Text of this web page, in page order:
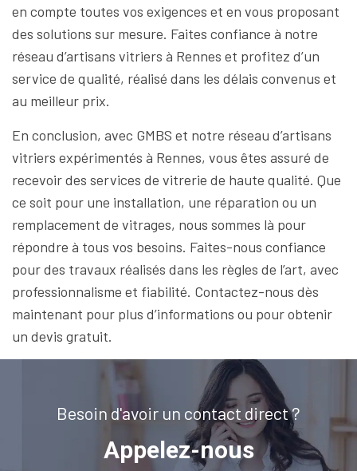
en compte toutes vos exigences et en vous proposant
des solutions sur mesure. Faites confiance à notre
réseau d’artisans vitriers à Rennes et profitez d’un
service de qualité, réalisé dans les délais convenus et
au meilleur prix.
En conclusion, avec GMBS et notre réseau d’artisans
vitriers expérimentés à Rennes, vous êtes assuré de
recevoir des services de vitrerie de haute qualité. Que
ce soit pour une installation, une réparation ou un
remplacement de vitrages, nous sommes là pour
répondre à tous vos besoins. Faites-nous confiance
pour des travaux réalisés dans les règles de l’art, avec
professionnalisme et fiabilité. Contactez-nous dès
maintenant pour plus d’informations ou pour obtenir
un devis gratuit.
Besoin d'avoir un contact direct ?
Appelez-nous